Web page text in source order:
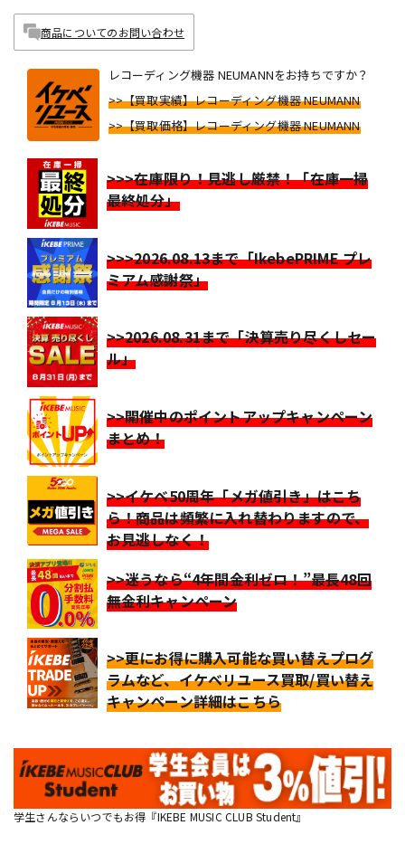
商品についてのお問い合わせ
レコーディング機器 NEUMANNをお持ちですか？
>>【買取実績】レコーディング機器 NEUMANN
>>【買取価格】レコーディング機器 NEUMANN
>>>在庫限り！見逃し厳禁！「在庫一掃
最終処分」
>>>2026.08.13まで「IkebePRIME プレ
ミアム感謝祭」
>>2026.08.31まで「決算売り尽くしセー
ル」
>>開催中のポイントアップキャンペーン
まとめ！
>>イケベ50周年「メガ値引き」はこち
ら！商品は頻繁に入れ替わりますので、
お見逃しなく！
>>迷うなら“4年間金利ゼロ！”最長48回
無金利キャンペーン
>>更にお得に購入可能な買い替えプログ
ラムなど、イケベリユース買取/買い替え
キャンペーン詳細はこちら
学生さんならいつでもお得『IKEBE MUSIC CLUB Student』